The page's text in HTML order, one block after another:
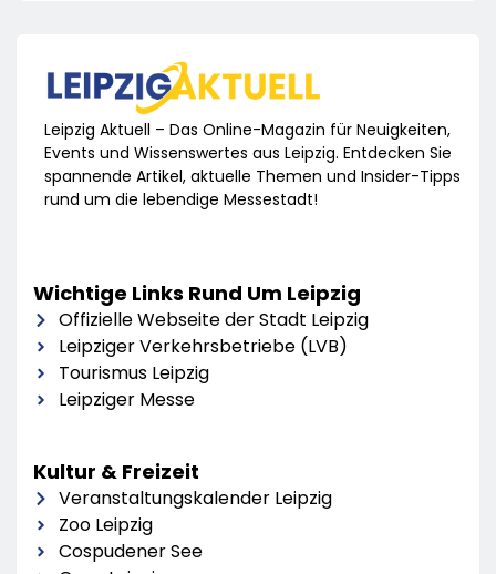
Leipzig Aktuell – Das Online-Magazin für Neuigkeiten,
Events und Wissenswertes aus Leipzig. Entdecken Sie
spannende Artikel, aktuelle Themen und Insider-Tipps
rund um die lebendige Messestadt!
Wichtige Links Rund Um Leipzig
Offizielle Webseite der Stadt Leipzig
Leipziger Verkehrsbetriebe (LVB)
Tourismus Leipzig
Leipziger Messe
Kultur & Freizeit
Veranstaltungskalender Leipzig
Zoo Leipzig
Cospudener See